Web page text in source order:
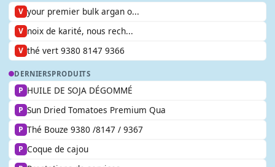
V your premier bulk argan o...
V noix de karité, nous rech...
V thé vert 9380 8147 9366
DERNIERSPRODUITS
P HUILE DE SOJA DÉGOMMÉ
P Sun Dried Tomatoes Premium Qua
P Thé Bouze 9380 /8147 / 9367
P Coque de cajou